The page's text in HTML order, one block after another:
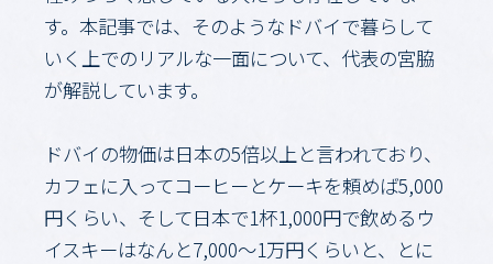
す。本記事では、そのようなドバイで暮らして
いく上でのリアルな一面について、代表の宮脇
が解説しています。
ドバイの物価は日本の5倍以上と言われており、
カフェに入ってコーヒーとケーキを頼めば5,000
円くらい、そして日本で1杯1,000円で飲めるウ
イスキーはなんと7,000～1万円くらいと、とに